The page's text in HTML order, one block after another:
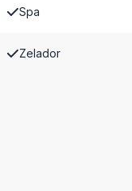
Spa
Zelador